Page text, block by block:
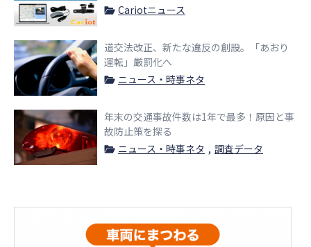
Cariotニュース
道交法改正、新たな違反の創設。「あおり
運転」厳罰化へ
ニュース・時事ネタ
年末の交通事故件数は1年で最多！原因と事
故防止策を探る
ニュース・時事ネタ
調査データ